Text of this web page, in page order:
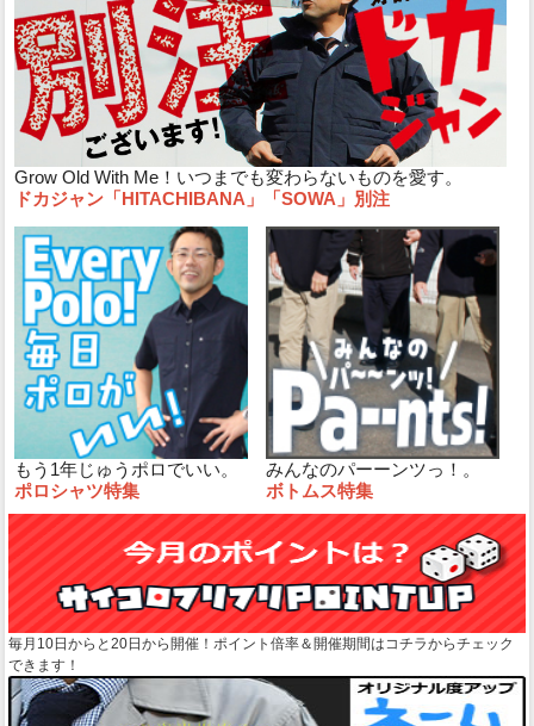
Grow Old With Me！いつまでも変わらないものを愛す。
ドカジャン「HITACHIBANA」「SOWA」別注
もう1年じゅうポロでいい。
ポロシャツ特集
みんなのパーーンツっ！。
ボトムス特集
毎月10日からと20日から開催！ポイント倍率＆開催期間はコチラからチェック
できます！